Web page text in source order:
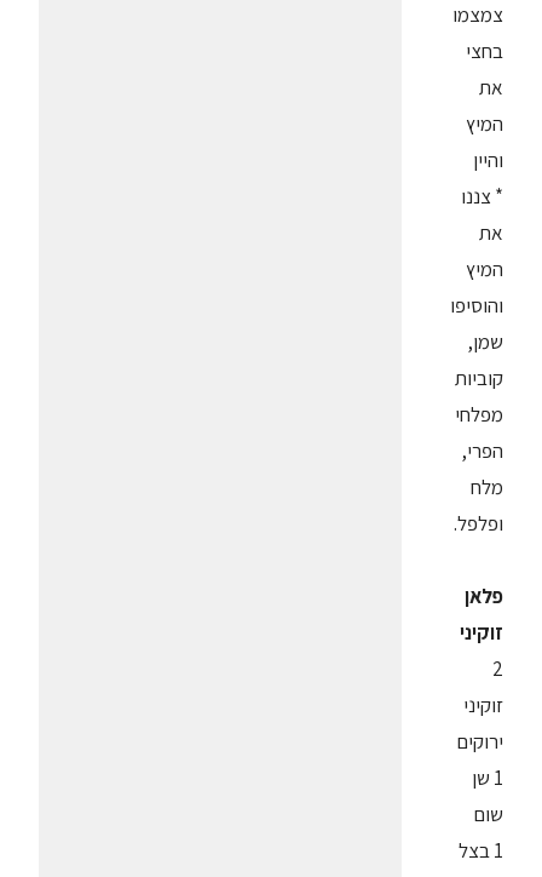
צמצמו
בחצי
את
המיץ
והיין
* צננו
את
המיץ
והוסיפו
שמן,
קוביות
מפלחי
הפרי,
מלח
ופלפל.
פלאן
זוקיני
2
זוקיני
ירוקים
1 שן
שום
1 בצל